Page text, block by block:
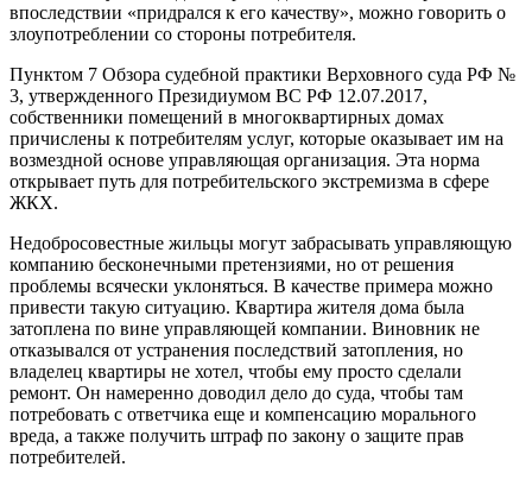
впоследствии «придрался к его качеству», можно говорить о
злоупотреблении со стороны потребителя.
Пунктом 7 Обзора судебной практики Верховного суда РФ №
3, утвержденного Президиумом ВС РФ 12.07.2017,
собственники помещений в многоквартирных домах
причислены к потребителям услуг, которые оказывает им на
возмездной основе управляющая организация. Эта норма
открывает путь для потребительского экстремизма в сфере
ЖКХ.
Недобросовестные жильцы могут забрасывать управляющую
компанию бесконечными претензиями, но от решения
проблемы всячески уклоняться. В качестве примера можно
привести такую ситуацию. Квартира жителя дома была
затоплена по вине управляющей компании. Виновник не
отказывался от устранения последствий затопления, но
владелец квартиры не хотел, чтобы ему просто сделали
ремонт. Он намеренно доводил дело до суда, чтобы там
потребовать с ответчика еще и компенсацию морального
вреда, а также получить штраф по закону о защите прав
потребителей.